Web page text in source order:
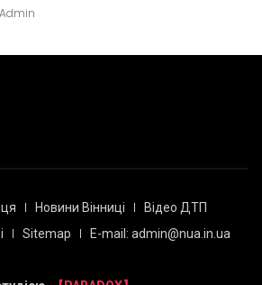
Admin
Новини Вінниці
Відео ДТП
Sitemap
E-mail: admin@nua.in.ua